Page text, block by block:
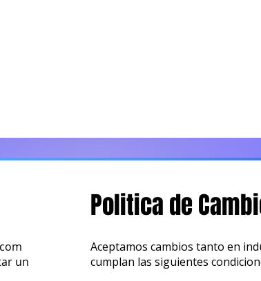
un
Politica de
Aceptamos cambios tanto en
cumplan las siguientes